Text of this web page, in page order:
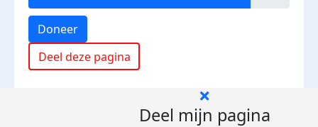
Doneer
Deel deze pagina
Deel mijn pagina